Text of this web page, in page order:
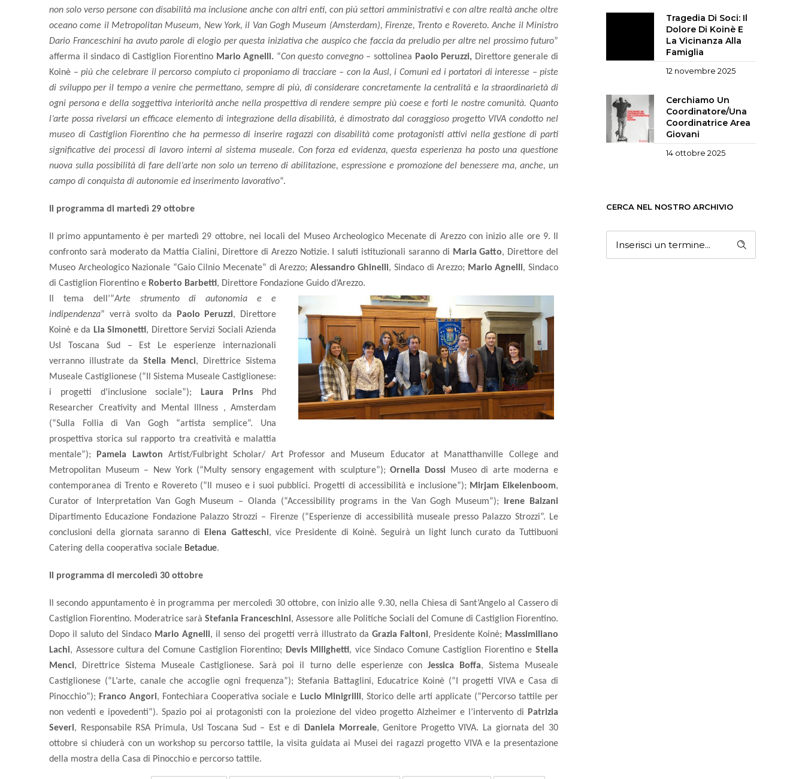
non solo verso persone con disabilità ma inclusione anche con altri enti, con più settori amministrativi e con altre realtà anche oltre
oceano come il Metropolitan Museum, New York, il Van Gogh Museum (Amsterdam), Firenze, Trento e Rovereto. Anche il Ministro
Dario Franceschini ha avuto parole di elogio per questa iniziativa che auspico che faccia da preludio per altre nel prossimo futuro”
afferma il sindaco di Castiglion Fiorentino Mario Agnelli. “Con questo convegno– sottolinea Paolo Peruzzi, Direttore generale di
Koinè – più che celebrare il percorso compiuto ci proponiamo di tracciare – con la Ausl, i Comuni ed i portatori di interesse – piste
di sviluppo per il tempo a venire che permettano, sempre di più, di considerare concretamente la centralità e la straordinarietà di
ogni persona e della soggettiva interiorità anche nella prospettiva di rendere sempre più coese e forti le nostre comunità. Quanto
l’arte possa rivelarsi un efficace elemento di integrazione della disabilità, è dimostrato dal coraggioso progetto VIVA condotto nel
museo di Castiglion Fiorentino che ha permesso di inserire ragazzi con disabilità come protagonisti attivi nella gestione di parti
significative dei processi di lavoro interni al sistema museale. Con forza ed evidenza, questa esperienza ha posto una questione
nuova sulla possibilità di fare dell’arte non solo un terreno di abilitazione, espressione e promozione del benessere ma, anche, un
campo di conquista di autonomie ed inserimento lavorativo“.
Il programma di martedì 29 ottobre
Il primo appuntamento è per martedì 29 ottobre, nei locali del Museo Archeologico Mecenate di Arezzo con inizio alle ore 9. Il
confronto sarà moderato da Mattia Cialini, Direttore di Arezzo Notizie. I saluti istituzionali saranno di Maria Gatto, Direttore del
Museo Archeologico Nazionale “Gaio Cilnio Mecenate” di Arezzo; Alessandro Ghinelli, Sindaco di Arezzo; Mario Agnelli, Sindaco
di Castiglion Fiorentino e Roberto Barbetti, Direttore Fondazione Guido d’Arezzo.
Il tema dell’”Arte strumento di autonomia e e
indipendenza” verrà svolto da Paolo Peruzzi, Direttore
Koinè e da Lia Simonetti, Direttore Servizi Sociali Azienda
Usl Toscana Sud – Est Le esperienze internazionali
verranno illustrate da Stella Menci, Direttrice Sistema
Museale Castiglionese (“Il Sistema Museale Castiglionese:
i progetti d’inclusione sociale”);
Laura Prins Phd
Researcher Creativity and Mental Illness , Amsterdam
(“Sulla Follia di Van Gogh “artista semplice”. Una
prospettiva storica sul rapporto tra creatività e malattia
mentale”);
Pamela Lawton Artist/Fulbright Scholar/ Art Professor and Museum Educator at Manatthanville College and
Metropolitan Museum – New York (“Multy sensory engagement with sculpture”);Ornella DossiMuseo di arte moderna e
contemporanea di Trento e Rovereto (“Il museo e i suoi pubblici. Progetti di accessibilità e inclusione”); Mirjam Eikelenboom,
Curator of Interpretation Van Gogh Museum – Olanda (“Accessibility programs in the Van Gogh Museum”);
Irene Balzani
Dipartimento Educazione Fondazione Palazzo Strozzi – Firenze (“Esperienze di accessibilità museale presso Palazzo Strozzi”. Le
conclusioni della giornata saranno di
Elena Gatteschi, vice Presidente di Koinè. Seguirà un light lunch curato da Tuttibuoni
Catering della cooperativa sociale Betadue.
Il programma di mercoledì 30 ottobre
Il secondo appuntamento è in programma per mercoledì 30 ottobre, con inizio alle 9.30, nella Chiesa di Sant’Angelo al Cassero di
Castiglion Fiorentino. Moderatrice saràStefania Franceschini, Assessore alle Politiche Sociali del Comune di Castiglion Fiorentino.
Dopo il saluto del Sindaco Mario Agnelli, il senso dei progetti verrà illustrato da Grazia Faltoni, Presidente Koinè; Massimiliano
Lachi, Assessore cultura del Comune Castiglion Fiorentino; Devis Milighetti, vice Sindaco Comune Castiglion Fiorentino eStella
Menci, Direttrice Sistema Museale Castiglionese. Sarà poi il turno delle esperienze con Jessica Boffa, Sistema Museale
Castiglionese (“L’arte, canale che accoglie ogni frequenza”); Stefania Battaglini, Educatrice Koinè (“I progetti VIVA e Casa di
Pinocchio”); Franco Angori, Fontechiara Cooperativa sociale e Lucio Minigrilli, Storico delle arti applicate (“Percorso tattile per
non vedenti e ipovedenti”). Spazio poi ai protagonisti con la proiezione del video progetto Alzheimer e l’intervento di
Patrizia
Severi, Responsabile RSA Primula, Usl Toscana Sud – Est e di Daniela Morreale, Genitore Progetto VIVA. La giornata del 30
ottobre si chiuderà con un workshop su percorso tattile, la visita guidata ai Musei dei ragazzi progetto VIVA e la presentazione
della mostra della Casa di Pinocchio e percorso tattile.
Tragedia Di Soci: Il
Dolore Di Koinè E
La Vicinanza Alla
Famiglia
12 novembre 2025
Cerchiamo Un
Coordinatore/una
Coordinatrice Area
Giovani
14 ottobre 2025
CERCA NEL NOSTRO ARCHIVIO